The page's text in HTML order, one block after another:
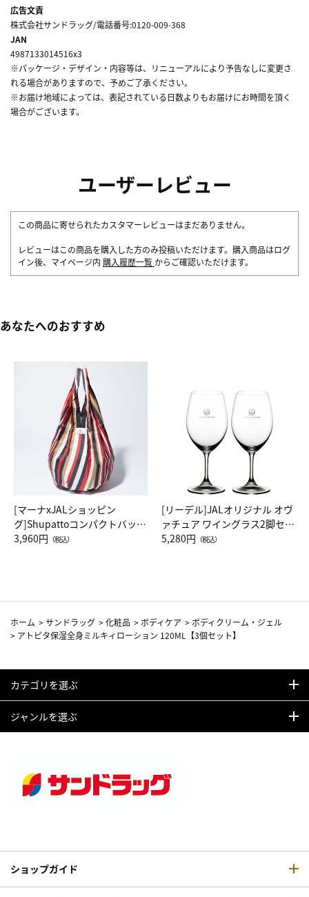
広告文責
株式会社サンドラッグ/電話番号:0120-009-368
JAN
4987133014516x3
※パッケージ・デザイン・内容等は、リニューアルにより予告なしに変更さ
れる場合がありますので、予めご了承ください。
※お届け地域によっては、表記されている日数よりもお届けにお時間を頂く
場合がございます。
ユーザーレビュー
この商品に寄せられたカスタマーレビューはまだありません。
レビューはこの商品を購入した方のみ投稿いただけます。購入商品はログ
イン後、マイページ内 購入履歴一覧 からご確認いただけます。
あなたへのおすすめ
[マーナxJALショッピン
グ]Shupattoコンパクトバッグ
Drop JAL客室乗務員（LC）ス
3,960円 （税込）
[リーデル]JALオリジナル オヴ
ァチュア ワイングラス2脚セッ
ト（レッドワイン）
5,280円 （税込）
ホーム >サンドラッグ >化粧品 > ボディケア > ボディクリーム・ジェル
> アトピタ保湿全身ミルキィローション 120ML【3個セット】
カテゴリを選ぶ
ジャンルを選ぶ
ショップガイド